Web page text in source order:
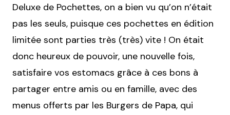
Deluxe de Pochettes, on a bien vu qu’on n’était
pas les seuls, puisque ces pochettes en édition
limitée sont parties très (très) vite ! On était
donc heureux de pouvoir, une nouvelle fois,
satisfaire vos estomacs grâce à ces bons à
partager entre amis ou en famille, avec des
menus offerts par les Burgers de Papa, qui